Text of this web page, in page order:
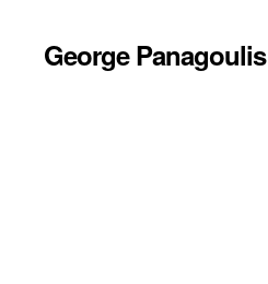
George Panagoulis